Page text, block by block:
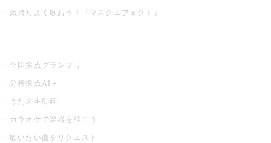
気持ちよく歌おう！『マスクエフェクト』
全国採点グランプリ
分析採点AI＋
うたスキ動画
カラオケで楽器を弾こう
歌いたい曲をリクエスト